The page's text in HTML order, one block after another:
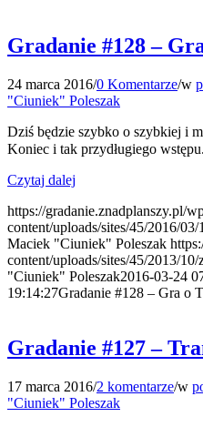
Gradanie #128 –
24 marca 2016/0 Komentarze/w
"Ciuniek" Poleszak
Dziś będzie szybko o szybkiej i
Koniec i tak przydługiego
Czytaj dalej
https://gradanie.znadplanszy.pl/
content/uploads/sites/45/2016/
Maciek "Ciuniek" Poleszak
content/uploads/sites/45/2013/
"Ciuniek" Poleszak2016-03-24
19:14:27Gradanie #128 – Gra o
Gradanie #127 –
17 marca 2016/2 komentarze/w
"Ciuniek" Poleszak